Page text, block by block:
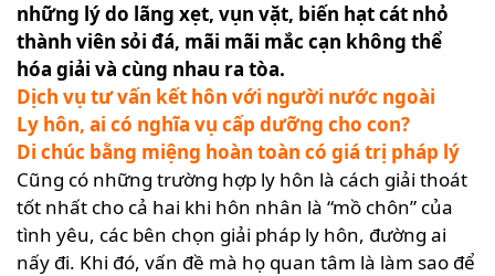
những lý do lãng xẹt, vụn vặt, biến hạt cát nhỏ
thành viên sỏi đá, mãi mãi mắc cạn không thể
hóa giải và cùng nhau ra tòa.
Dịch vụ tư vấn kết hôn với người nước ngoài
Ly hôn, ai có nghĩa vụ cấp dưỡng cho con?
Di chúc bằng miệng hoàn toàn có giá trị pháp lý
Cũng có những trường hợp ly hôn là cách giải thoát
tốt nhất cho cả hai khi hôn nhân là “mồ chôn” của
tình yêu, các bên chọn giải pháp ly hôn, đường ai
nấy đi. Khi đó, vấn đề mà họ quan tâm là làm sao để